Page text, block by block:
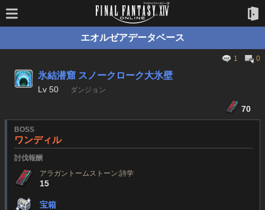
エオルゼアデータベース
1 0
氷結潜窟 スノークローク大氷壁
Lv 50 ダンジョン
70
BOSS
ワンディル
討伐報酬
アラガントームストーン:詩学
15
宝箱